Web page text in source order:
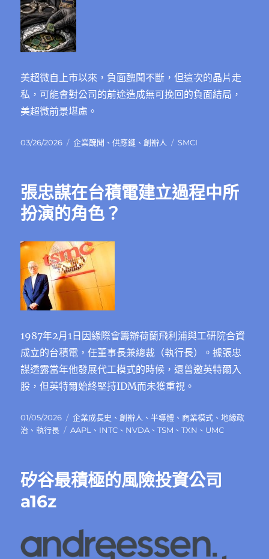
美超微自上市以來，負面醜聞不斷，但這次的晶片走
私，可能會對公司的前途造成無可挽回的負面結局，
美超微前景堪慮。
發
03/26/2026
分
企業醜聞 、供應鏈 、創辦人
標
SMCI
張忠謀在台積電建立過程中所
扮演的角色？
1987年2月1日因緣際會籌辦荷蘭飛利浦與工研院合資
成立的台積電，任董事長兼總裁（執行長）。據張忠
謀透露當年他發展代工模式的時候，還曾邀英特爾入
股，但英特爾始終堅持IDM而未獲重視。
發
佈
01/05/2026
分
類
企業成長史 、創辦人 、半導體 、商業模式 、地緣政
治 、執行長
標
AAPL 、 INTC 、 NVDA 、TSM 、TXN 、 UMC
矽谷最積極的風險投資公司
a16z